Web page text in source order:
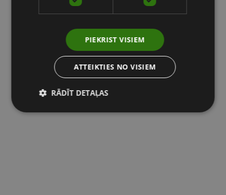
PIEKRIST VISIEM
ATTEIKTIES NO VISIEM
RĀDĪT DETAĻAS